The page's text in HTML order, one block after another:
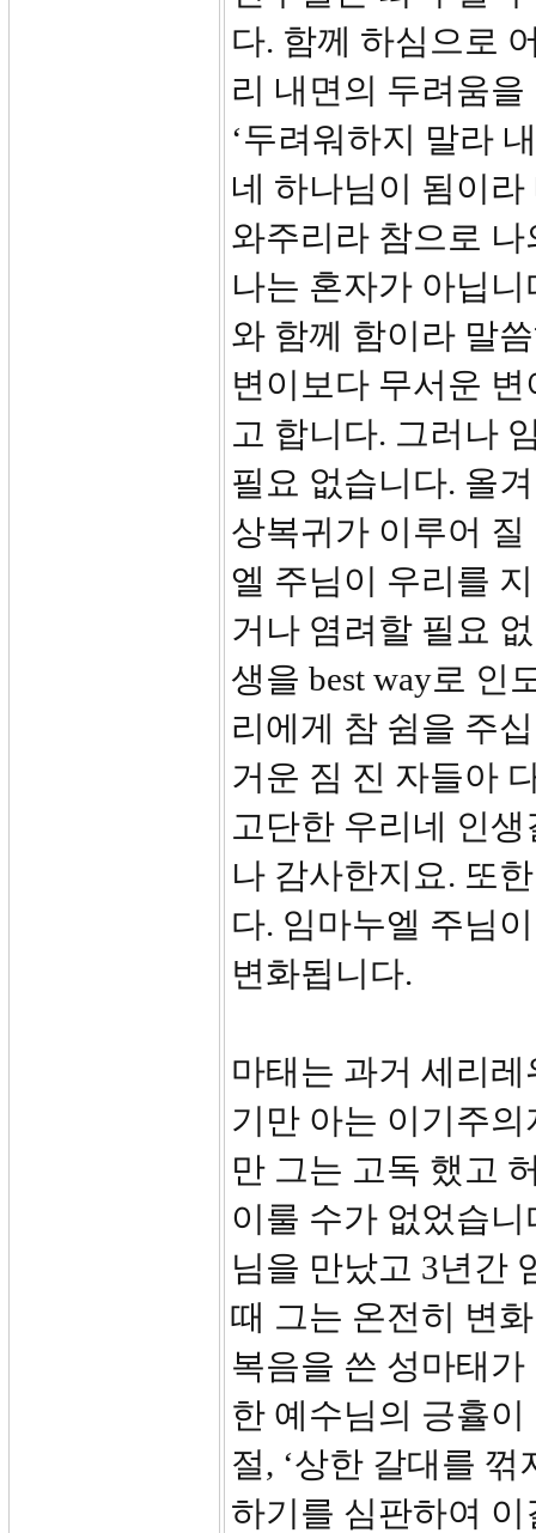
다. 함께 하심으로
리 내면의 두려움
‘두려워하지 말라
네 하나님이 됨이
와주리라 참으로
나는 혼자가 아닙
와 함께 함이라 말
변이보다 무서운
고 합니다. 그러나
필요 없습니다. 올
상복귀가 이루어
엘 주님이 우리를
거나 염려할 필요
생을 best way로 인
리에게 참 쉼을 주
거운 짐 진 자들아
고단한 우리네 인
나 감사한지요. 또
다. 임마누엘 주님
변화됩니다.
마태는 과거 세리
기만 아는 이기주
만 그는 고독 했고
이룰 수가 없었습
님을 만났고 3년간
때 그는 온전히 변
복음을 쓴 성마태
한 예수님의 긍휼
절, ‘상한 갈대를
하기를 심판하여